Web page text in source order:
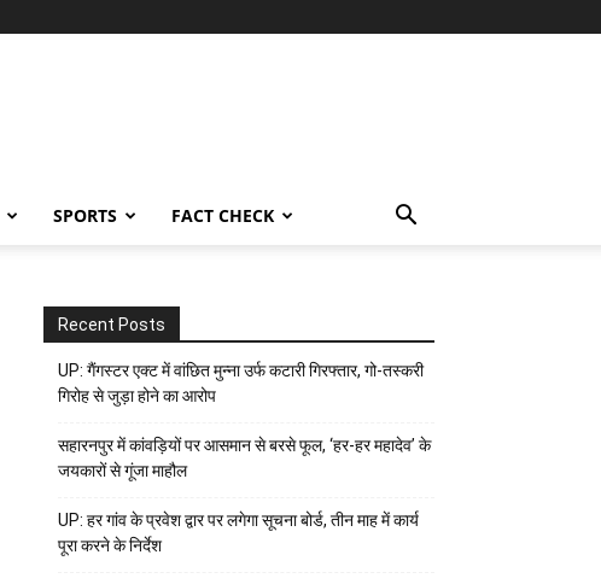
SPORTS FACT CHECK
Recent Posts
UP: गैंगस्टर एक्ट में वांछित मुन्ना उर्फ कटारी गिरफ्तार, गो-तस्करी
गिरोह से जुड़ा होने का आरोप
सहारनपुर में कांवड़ियों पर आसमान से बरसे फूल, ‘हर-हर महादेव’ के
जयकारों से गूंजा माहौल
UP: हर गांव के प्रवेश द्वार पर लगेगा सूचना बोर्ड, तीन माह में कार्य
पूरा करने के निर्देश